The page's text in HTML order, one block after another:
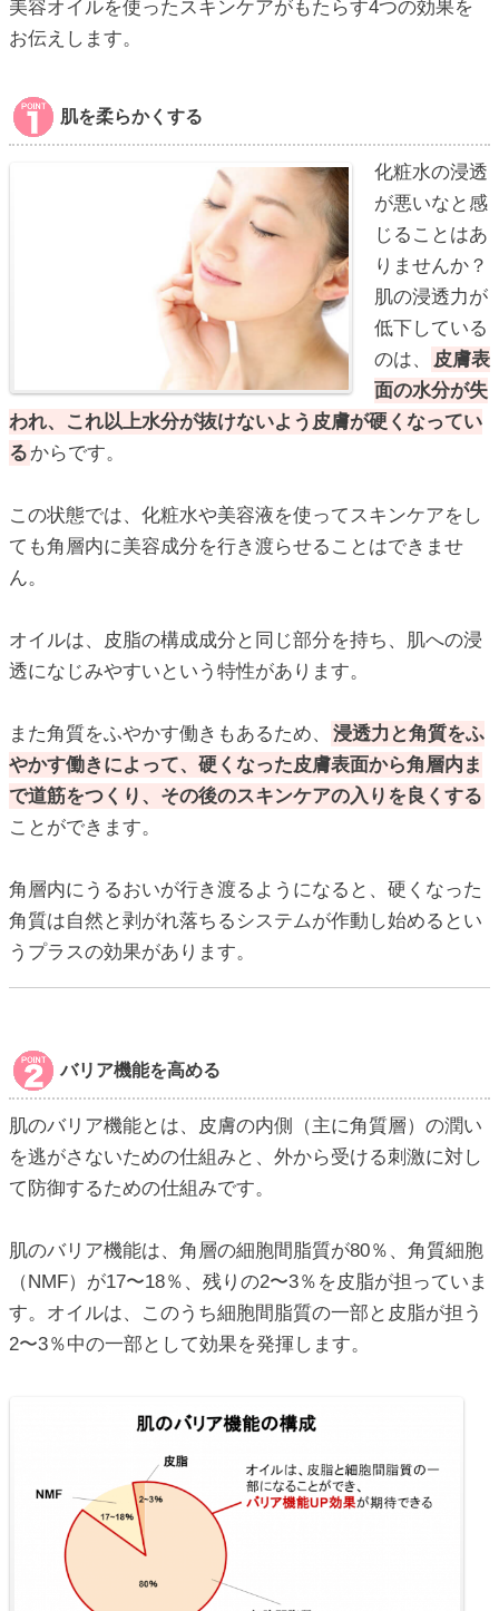
美容オイルを使ったスキンケアがもたらす4つの効果を
お伝えします。
肌を柔らかくする
化粧水の浸透
が悪いなと感
じることはあ
りませんか？
肌の浸透力が
低下している
のは、
皮膚表
面の水分が失
われ、これ以上水分が抜けないよう皮膚が硬くなってい
る からです。
この状態では、化粧水や美容液を使ってスキンケアをし
ても角層内に美容成分を行き渡らせることはできませ
ん。
オイルは、皮脂の構成成分と同じ部分を持ち、肌への浸
透になじみやすいという特性があります。
また角質をふやかす働きもあるため、
浸透力と角質をふ
やかす働きによって、硬くなった皮膚表面から角層内ま
で道筋をつくり、その後のスキンケアの入りを良くする
ことができます。
角層内にうるおいが行き渡るようになると、硬くなった
角質は自然と剥がれ落ちるシステムが作動し始めるとい
うプラスの効果があります。
バリア機能を高める
肌のバリア機能とは、皮膚の内側（主に角質層）の潤い
を逃がさないための仕組みと、外から受ける刺激に対し
て防御するための仕組みです。
肌のバリア機能は、角層の細胞間脂質が80％、角質細胞
（NMF）が17〜18％、残りの2〜3％を皮脂が担っていま
す。オイルは、このうち細胞間脂質の一部と皮脂が担う
2〜3％中の一部として効果を発揮します。